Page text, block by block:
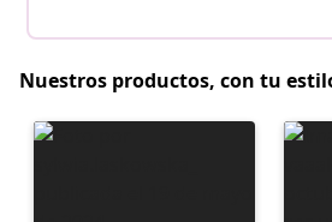
Nuestros productos, con tu